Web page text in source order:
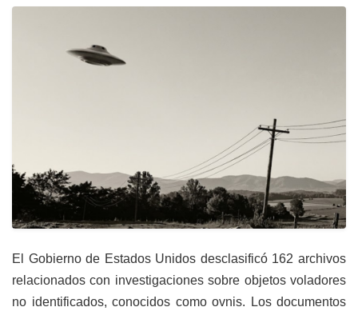
El Gobierno de Estados Unidos desclasificó 162 archivos
relacionados con investigaciones sobre objetos voladores
no identificados, conocidos como ovnis. Los documentos